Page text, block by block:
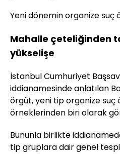
Yeni dönemin organize suç
Mahalle çeteliğinden
yükselişe
İstanbul Cumhuriyet
iddianamesinde anlatılan
örgüt, yeni tip organize
örneklerinden biri olarak
Bununla birlikte
tip gruplara dair genel